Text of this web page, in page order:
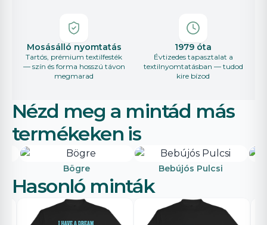
Mosásálló nyomtatás
Tartós, prémium textilfesték
— szín és forma hosszú távon
megmarad
1979 óta
Évtizedes tapasztalat a
textilnyomtatásban — tudod
kire bízod
Nézd meg a mintád más
termékeken is
Bögre Bebújós Pulcsi
Hasonló minták